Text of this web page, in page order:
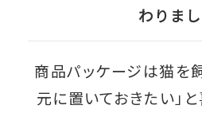
わりま
商品パッケージは猫を
元に置いておきたい」